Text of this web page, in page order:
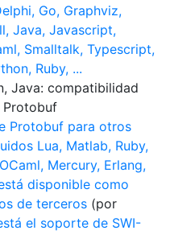
Go, Graphviz,
Java, Javascript,
Smalltalk, Typescript,
Ruby, ...
Java: compatibilidad
Protobuf
Protobuf para otros
Lua, Matlab, Ruby,
Mercury, Erlang,
disponible como
de terceros (por
el soporte de SWI-